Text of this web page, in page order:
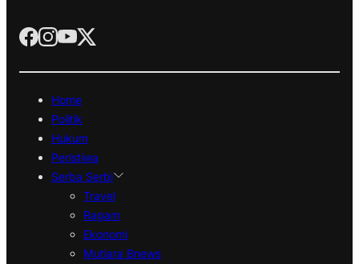
Home
Politik
Hukum
Peristiwa
Serba Serbi
Travel
Ragam
Ekonomi
Mutiara Bnews